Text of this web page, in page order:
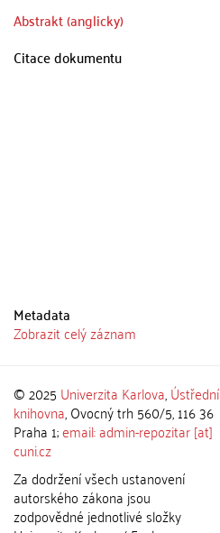
Abstrakt (anglicky)
Citace dokumentu
Metadata
Zobrazit celý záznam
© 2025 Univerzita Karlova,Ústřední
knihovna, Ovocný trh 560/5, 116 36
Praha 1;email: admin-repozitar [at]
cuni.cz
Za dodržení všech ustanovení
autorského zákona jsou
zodpovědné jednotlivé složky